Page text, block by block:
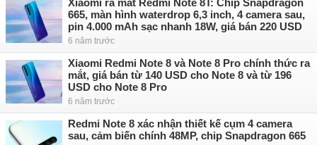
Xiaomi ra mắt Redmi Note 8T: Chip Snapdragon
665, màn hình waterdrop 6,3 inch, 4 camera sau,
pin 4.000 mAh sạc nhanh 18W, giá bán 220 USD
6 năm trước
Xiaomi Redmi Note 8 và Note 8 Pro chính thức ra
mắt, giá bán từ 140 USD cho Note 8 và từ 196
USD cho Note 8 Pro
6 năm trước
Redmi Note 8 xác nhận thiết kế cụm 4 camera
sau, cảm biến chính 48MP, chip Snapdragon 665